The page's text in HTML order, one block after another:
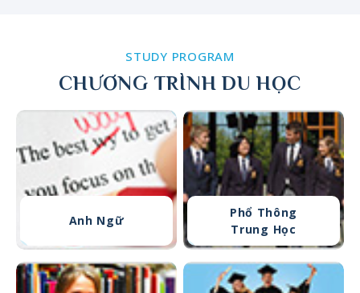
STUDY PROGRAM
CHƯƠNG TRÌNH DU HỌC
Anh Ngữ
Phổ Thông
Trung Học